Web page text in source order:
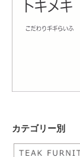
カテゴリー別